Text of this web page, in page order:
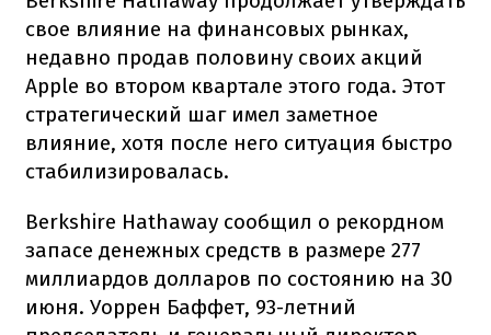
свое влияние на финансовых рынках,
недавно продав половину своих акций
Apple во втором квартале этого года. Этот
стратегический шаг имел заметное
влияние, хотя после него ситуация быстро
стабилизировалась.
Berkshire Hathaway сообщил о рекордном
запасе денежных средств в размере 277
миллиардов долларов по состоянию на 30
июня. Уоррен Баффет, 93-летний